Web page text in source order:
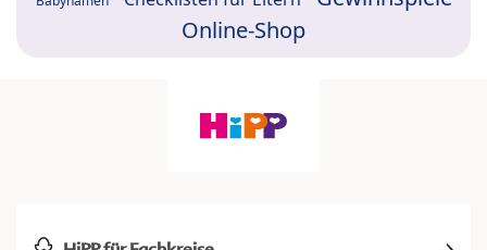
Online-Shop